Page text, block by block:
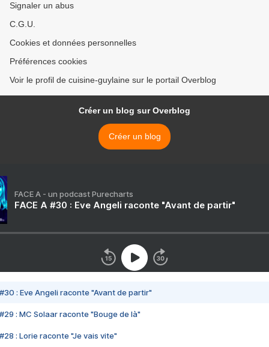
Signaler un abus
C.G.U.
Cookies et données personnelles
Préférences cookies
Voir le profil de cuisine-guylaine sur le portail Overblog
Créer un blog sur Overblog
Créer un blog
FACE A - un podcast Purecharts
FACE A #30 : Eve Angeli raconte "Avant de partir"
#30 : Eve Angeli raconte "Avant de partir"
#29 : MC Solaar raconte "Bouge de là"
#28 : Lorie raconte "Je vais vite"